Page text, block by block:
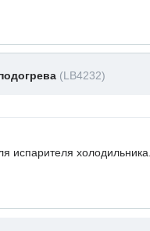
(LB4232)
испарителя